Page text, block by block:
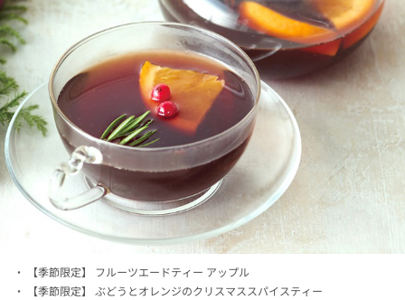
【季節限定】 フルーツエードティー アップル
【季節限定】 ぶどうとオレンジのクリスマススパイスティー